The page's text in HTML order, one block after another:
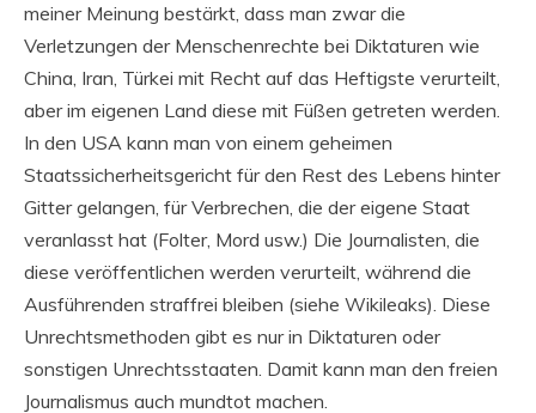
meiner Meinung bestärkt, dass man zwar die
Verletzungen der Menschenrechte bei Diktaturen wie
China, Iran, Türkei mit Recht auf das Heftigste verurteilt,
aber im eigenen Land diese mit Füßen getreten werden.
In den USA kann man von einem geheimen
Staatssicherheitsgericht für den Rest des Lebens hinter
Gitter gelangen, für Verbrechen, die der eigene Staat
veranlasst hat (Folter, Mord usw.) Die Journalisten, die
diese veröffentlichen werden verurteilt, während die
Ausführenden straffrei bleiben (siehe Wikileaks). Diese
Unrechtsmethoden gibt es nur in Diktaturen oder
sonstigen Unrechtsstaaten. Damit kann man den freien
Journalismus auch mundtot machen.